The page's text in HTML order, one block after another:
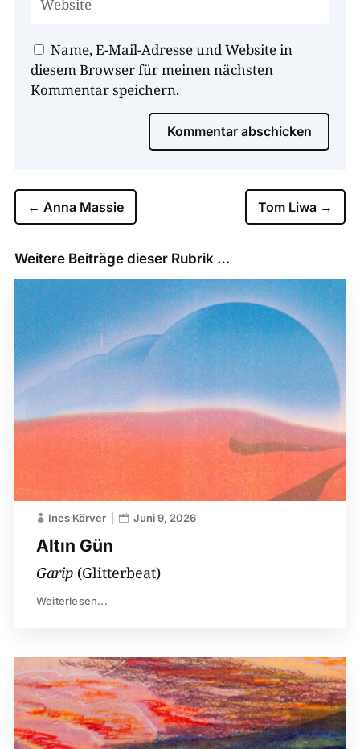
Name, E-Mail-Adresse und Website in
diesem Browser für meinen nächsten
Kommentar speichern.
Kommentar abschicken
← Anna Massie Tom Liwa →
Weitere Beiträge dieser Rubrik …
Altın Gün
Ines Körver Juni 9, 2026
Garip(Glitterbeat)
Weiterlesen...